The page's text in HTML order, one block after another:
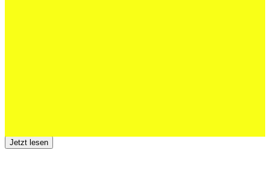
Jetzt lesen